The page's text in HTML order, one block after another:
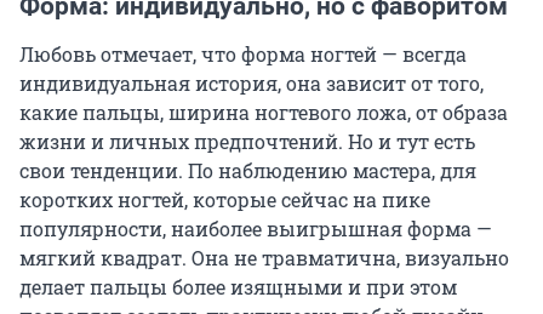
Форма: индивидуально, но с фаворитом
Любовь отмечает, что форма ногтей — всегда
индивидуальная история, она зависит от того,
какие пальцы, ширина ногтевого ложа, от образа
жизни и личных предпочтений. Но и тут есть
свои тенденции. По наблюдению мастера, для
коротких ногтей, которые сейчас на пике
популярности, наиболее выигрышная форма —
мягкий квадрат. Она не травматична, визуально
делает пальцы более изящными и при этом